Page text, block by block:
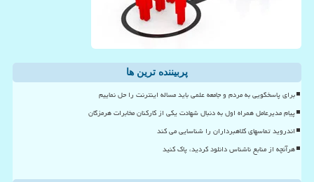
پربیننده ترین ها
برای پاسخگویی به مردم و جامعه علمی باید مساله اینترنت را حل نماییم
پیام مدیرعامل همراه اول به دنبال شهادت یکی از کارکنان مخابرات هرمزگان
اندروید تماسهای کلاهبرداران را شناسایی می کند
هرآنچه از منابع ناشناس دانلود کردید، پاک کنید